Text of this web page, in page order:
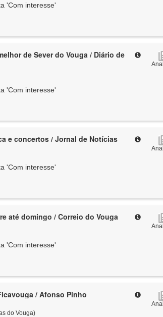
'Com interesse'
de Sever do Vouga / Diário de
'Com interesse'
e concertos / Jornal de Notícias
'Com interesse'
até domingo / Correio do Vouga
'Com interesse'
/ Afonso Pinho
do Vouga)